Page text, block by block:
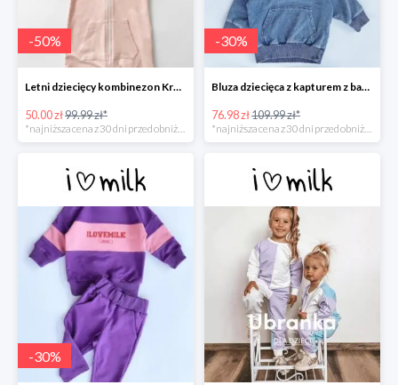
-50%
Letni dziecięcy kombinezon Królik Różowy -50%
50.00 zł99.99 zł*
*najniższa cena z 30 dni przed obniżką
-30%
Bluza dziecięca z kapturem z bawełny denim -30%
76.98 zł109.99 zł*
*najniższa cena z 30 dni przed obniżką
-30%